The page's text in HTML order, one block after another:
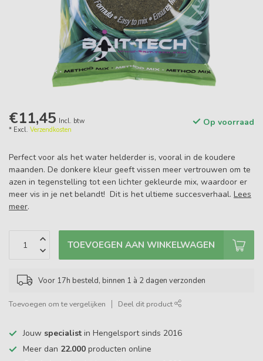
€11,45 Incl. btw
* Excl. Verzendkosten
Op voorraad
Perfect voor als het water helderder is, vooral in de koudere
maanden. De donkere kleur geeft vissen meer vertrouwen om te
azen in tegenstelling tot een lichter gekleurde mix, waardoor er
meer vis in je net belandt! Dit is het ultieme succesverhaal. Lees
meer.
TOEVOEGEN AAN WINKELWAGEN
Voor 17h besteld, binnen 1 à 2 dagen verzonden
Toevoegen om te vergelijken Deel dit product
Jouw specialist in Hengelsport sinds 2016
Meer dan 22.000 producten online